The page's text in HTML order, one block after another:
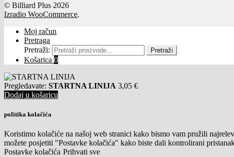
© Billiard Plus 2026
Izradio WooCommerce.
Moj račun
Pretraga
Pretraži:
Pretraži
Košarica 0
Pregledavate: STARTNA LINIJA 3,05 €
Dodaj u košaricu
politika kolačića
Koristimo kolačiće na našoj web stranici kako bismo vam pružili
možete posjetiti "Postavke kolačića" kako biste dali kontrolirani
Postavke kolačića Prihvati sve